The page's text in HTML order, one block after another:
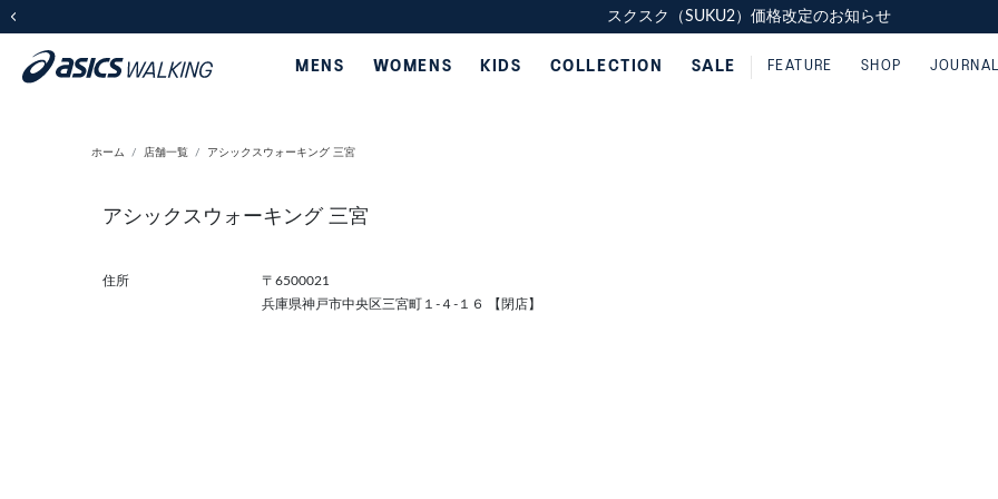
スクスク（SUKU2）価格改定のお知らせ
配送に関するお知らせ
スクスク（SUKU2）価格改定のお知らせ
配送に関するお知らせ
MENS WOMENS KIDS COLLECTION SALE FEATURE SHOP JOURNAL
ホーム 店舗一覧 アシックスウォーキング 三宮
アシックスウォーキング 三宮
住所
〒6500021
兵庫県神戸市中央区三宮町１-４-１６ 【閉店】